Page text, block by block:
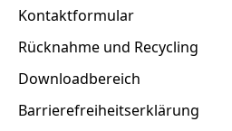
Kontaktformular
Rücknahme und Recycling
Downloadbereich
Barrierefreiheitserklärung